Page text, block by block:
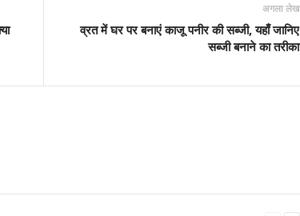
अगला लेख
व्रत में घर पर बनाएं काजू पनीर की सब्जी, यहाँ जानिए
सब्जी बनाने का तरीका